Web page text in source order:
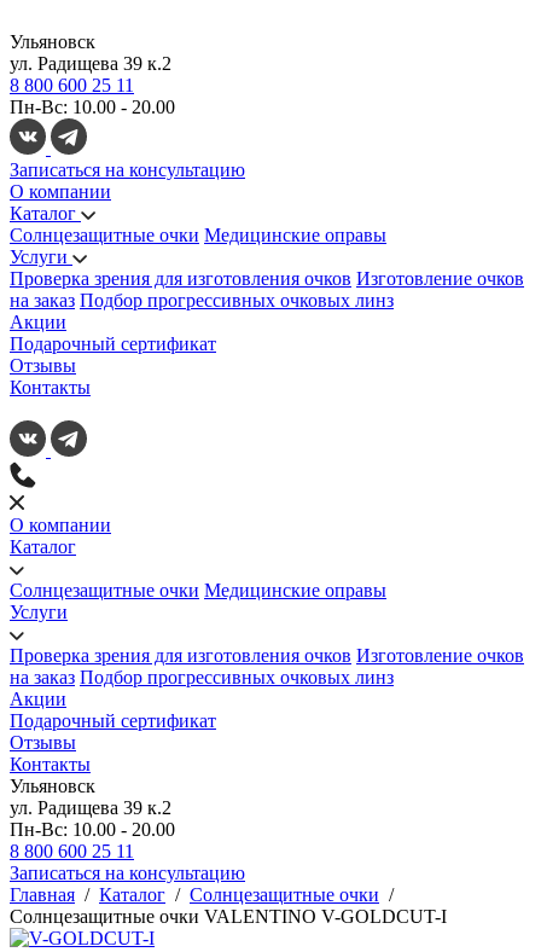
Ульяновск
ул. Радищева 39 к.2
8 800 600 25 11
Пн-Вс: 10.00 - 20.00
Записаться на консультацию
О компании
Каталог
Солнцезащитные очки Медицинские оправы
Услуги
Проверка зрения для изготовления очков Изготовление очков
на заказ Подбор прогрессивных очковых линз
Акции
Подарочный сертификат
Отзывы
Контакты
О компании
Каталог
Солнцезащитные очки Медицинские оправы
Услуги
Проверка зрения для изготовления очков Изготовление очков
на заказ Подбор прогрессивных очковых линз
Акции
Подарочный сертификат
Отзывы
Контакты
Ульяновск
ул. Радищева 39 к.2
Пн-Вс: 10.00 - 20.00
8 800 600 25 11
Записаться на консультацию
Главная / Каталог / Солнцезащитные очки /
Солнцезащитные очки VALENTINO V-GOLDCUT-I